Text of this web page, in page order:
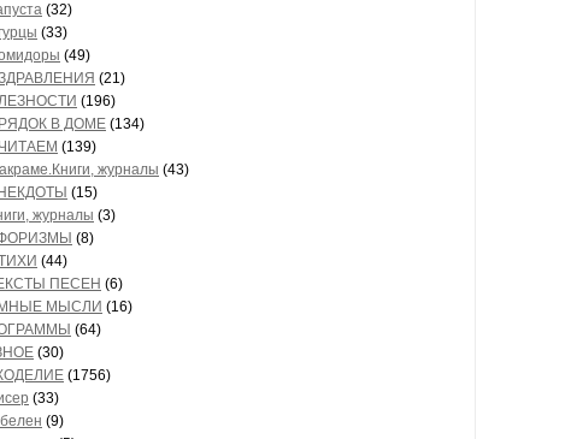
(32)
(33)
(49)
(21)
(196)
В ДОМЕ (134)
(139)
журналы (43)
(15)
журналы (3)
(8)
(44)
ПЕСЕН (6)
МЫСЛИ (16)
(64)
(30)
(1756)
(33)
(9)